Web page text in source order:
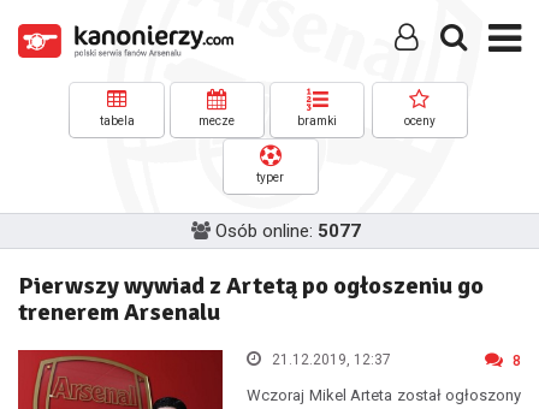
tabela mecze bramki oceny
typer
Osób online: 5077
Pierwszy wywiad z Artetą po ogłoszeniu go
trenerem Arsenalu
21.12.2019, 12:37 8
Wczoraj Mikel Arteta został ogłoszony